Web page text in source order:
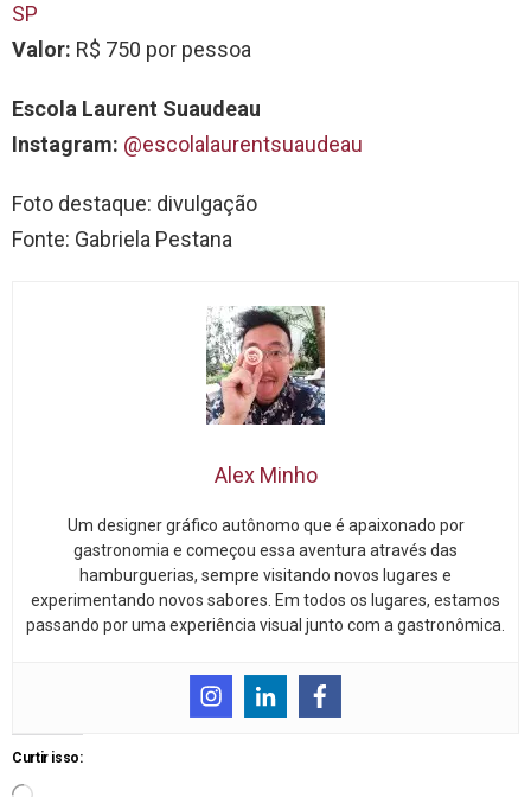
SP
Valor: R$ 750 por pessoa
Escola Laurent Suaudeau
Instagram: @escolalaurentsuaudeau
Foto destaque: divulgação
Fonte: Gabriela Pestana
Alex Minho
Um designer gráfico autônomo que é apaixonado por
gastronomia e começou essa aventura através das
hamburguerias, sempre visitando novos lugares e
experimentando novos sabores. Em todos os lugares, estamos
passando por uma experiência visual junto com a gastronômica.
Curtir isso: